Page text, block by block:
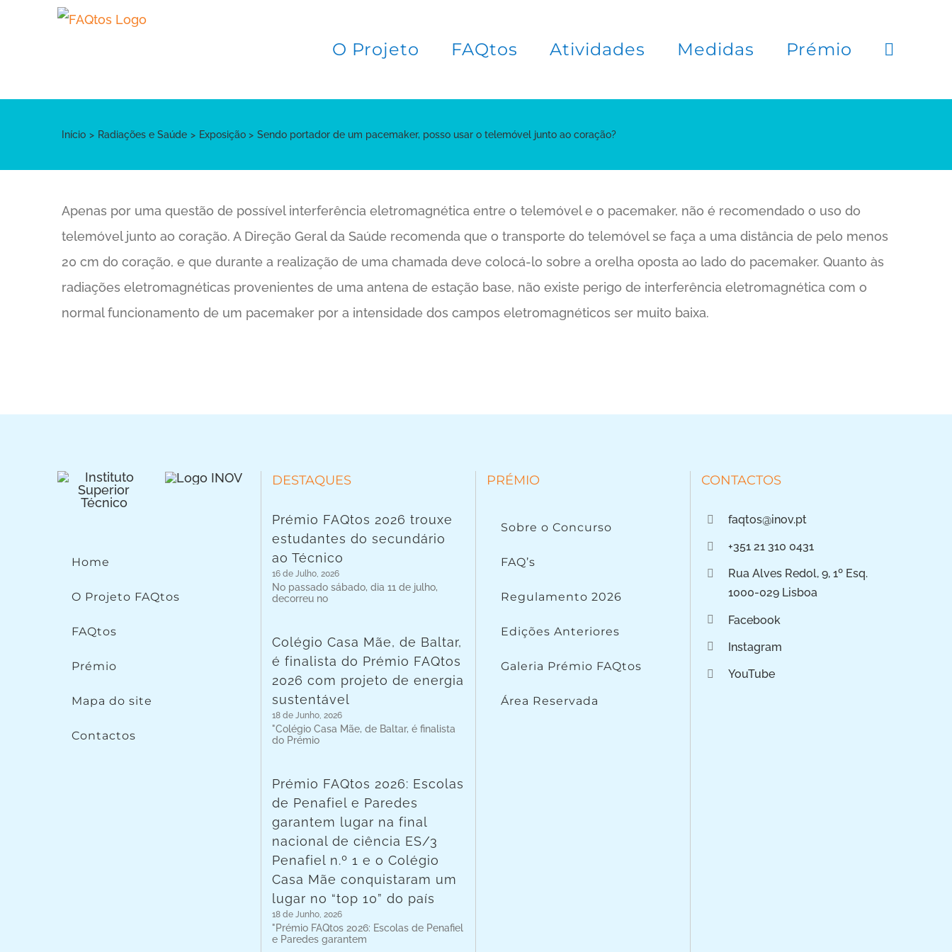
O Projeto FAQtos Atividades Medidas Prémio
Início Radiações e Saúde Exposição Sendo portador de um pacemaker, posso usar o telemóvel junto ao coração?
Apenas por uma questão de possível interferência eletromagnética entre o telemóvel e o pacemaker, não é recomendado o uso do
telemóvel junto ao coração. A Direção Geral da Saúde recomenda que o transporte do telemóvel se faça a uma distância de pelo menos
20 cm do coração, e que durante a realização de uma chamada deve colocá-lo sobre a orelha oposta ao lado do pacemaker. Quanto às
radiações eletromagnéticas provenientes de uma antena de estação base, não existe perigo de interferência eletromagnética com o
normal funcionamento de um pacemaker por a intensidade dos campos eletromagnéticos ser muito baixa.
Home
O Projeto FAQtos
FAQtos
Prémio
Mapa do site
Contactos
DESTAQUES
Prémio FAQtos 2026 trouxe
estudantes do secundário
ao Técnico
16 de Julho, 2026
No passado sábado, dia 11 de julho,
decorreu no
Colégio Casa Mãe, de Baltar,
é finalista do Prémio FAQtos
2026 com projeto de energia
sustentável
18 de Junho, 2026
"Colégio Casa Mãe, de Baltar, é finalista
do Prémio
Prémio FAQtos 2026: Escolas
de Penafiel e Paredes
garantem lugar na final
nacional de ciência ES/3
Penafiel n.º 1 e o Colégio
Casa Mãe conquistaram um
lugar no “top 10” do país
18 de Junho, 2026
"Prémio FAQtos 2026: Escolas de Penafiel
e Paredes garantem
PRÉMIO
Sobre o Concurso
FAQ’s
Regulamento 2026
Edições Anteriores
Galeria Prémio FAQtos
Área Reservada
CONTACTOS
faqtos@inov.pt
+351 21 310 0431
Rua Alves Redol, 9, 1º Esq.
1000-029 Lisboa
Facebook
Instagram
YouTube